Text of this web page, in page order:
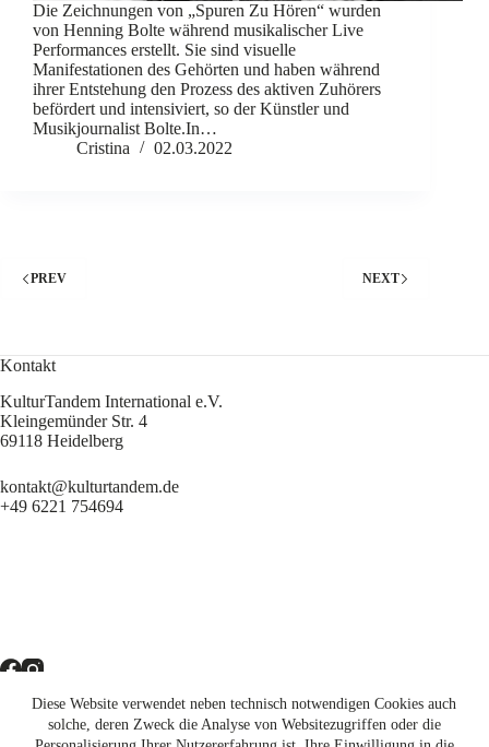
Diese Website verwendet neben technisch notwendigen Cookies auch
solche, deren Zweck die Analyse von Websitezugriffen oder die
Die Zeichnungen von „Spuren Zu Hören“ wurden
von Henning Bolte während musikalischer Live
Performances erstellt. Sie sind visuelle
Manifestationen des Gehörten und haben während
ihrer Entstehung den Prozess des aktiven Zuhörers
befördert und intensiviert, so der Künstler und
Musikjournalist Bolte.In…
Cristina
02.03.2022
PREV NEXT
Kontakt
KulturTandem International e.V.
Kleingemünder Str. 4
69118 Heidelberg
kontakt@kulturtandem.de
+49 6221 754694
Newsletter